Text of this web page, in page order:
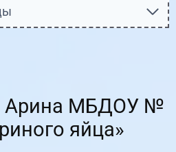
Арина МБДОУ №
яйца»